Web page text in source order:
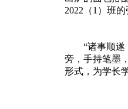
2022（1）班
“诸事顺
旁，手持笔墨
形式，为学长